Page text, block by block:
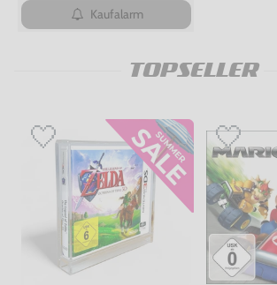
Kaufalarm
TOPSELLER